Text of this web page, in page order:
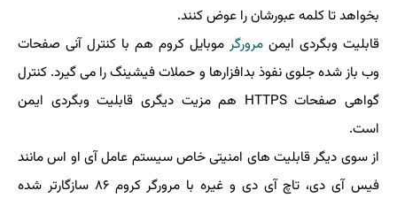
بخواهد تا کلمه عبورشان را عوض کنند.
قابلیت وبگردی ایمن مرورگر موبایل کروم هم با کنترل آنی صفحات
وب باز شده جلوی نفوذ بدافزارها و حملات فیشینگ را می گیرد. کنترل
گواهی صفحات HTTPS هم مزیت دیگری قابلیت وبگردی ایمن
است.
از سوی دیگر قابلیت های امنیتی خاص سیستم عامل آی او اس مانند
فیس آی دی، تاچ آی دی و غیره با مرورگر کروم ۸۶ سازگارتر شده